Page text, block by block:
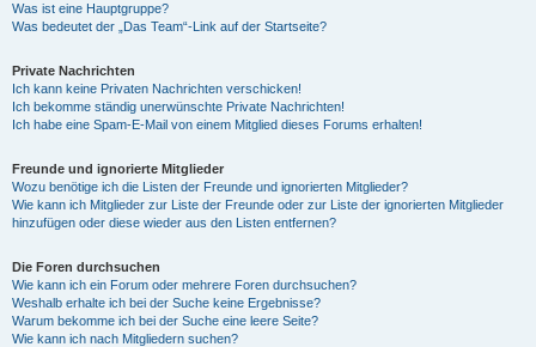
Was ist eine Hauptgruppe?
Was bedeutet der „Das Team“-Link auf der Startseite?
Private Nachrichten
Ich kann keine Privaten Nachrichten verschicken!
Ich bekomme ständig unerwünschte Private Nachrichten!
Ich habe eine Spam-E-Mail von einem Mitglied dieses Forums erhalten!
Freunde und ignorierte Mitglieder
Wozu benötige ich die Listen der Freunde und ignorierten Mitglieder?
Wie kann ich Mitglieder zur Liste der Freunde oder zur Liste der ignorierten Mitglieder
hinzufügen oder diese wieder aus den Listen entfernen?
Die Foren durchsuchen
Wie kann ich ein Forum oder mehrere Foren durchsuchen?
Weshalb erhalte ich bei der Suche keine Ergebnisse?
Warum bekomme ich bei der Suche eine leere Seite?
Wie kann ich nach Mitgliedern suchen?